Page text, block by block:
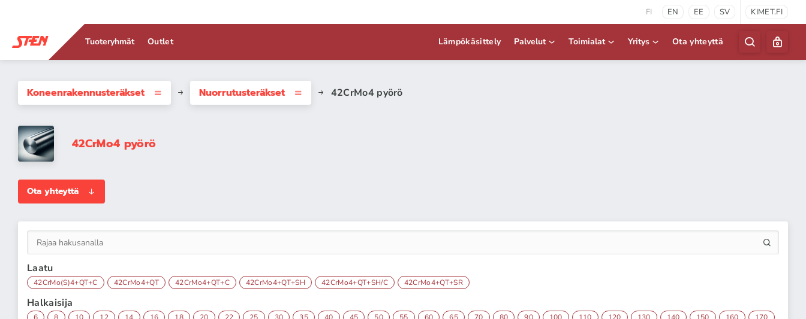
FI EN EE SV KIMET.FI
Tuoteryhmät Outlet Lämpökäsittely Palvelut Toimialat Yritys Ota yhteyttä
Koneenrakennus­teräkset Nuorrutusteräkset 42CrMo4 pyörö
42CrMo4 pyörö
Ota yhteyttä
Laatu
42CrMo(S)4+QT+C 42CrMo4+QT 42CrMo4+QT+C 42CrMo4+QT+SH 42CrMo4+QT+SH/C 42CrMo4+QT+SR
Halkaisija